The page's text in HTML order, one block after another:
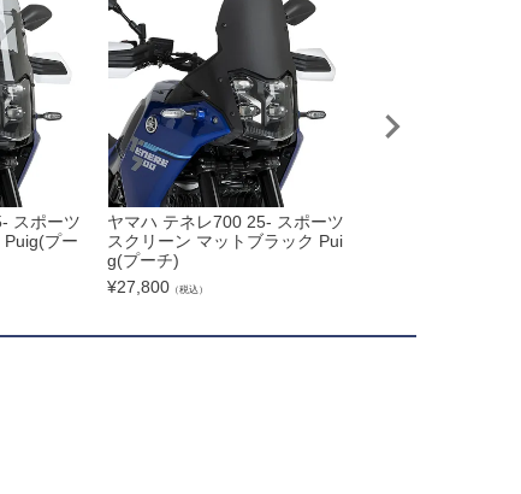
スポーツ
Puig(プー
ヤマハ テネレ700 25- スポーツ
スクリーン マットブラック Pui
g(プーチ)
¥27,800 （税込）